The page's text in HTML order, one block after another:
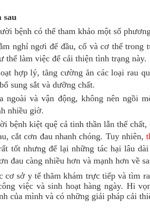
sau
bệnh có thể tham khảo một số
nghỉ ngơi để đầu, cổ và cơ thể trong
thế làm việc để cải thiện tình trạng này.
hợp lý, tăng cường ăn các loại rau
sung sắt và dưỡng chất.
ngoài và vận động, không nên ngồi
nhiều giờ.
bệnh kiệt quệ cả tinh thần lẫn thể chất,
cắt cơn đau nhanh chóng. Tuy nhiên,
tốt nhưng để lại những tác hại lâu
đau càng nhiều hơn và mạnh hơn về
cơ sở y tế thăm khám trực tiếp và tìm
việc và sinh hoạt hàng ngày. Hi
của mình và có những giải pháp cải